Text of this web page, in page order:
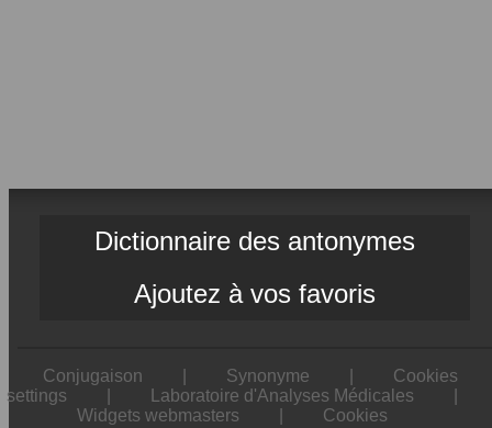
Dictionnaire des antonymes
Ajoutez à vos favoris
Conjugaison Synonyme
Cookies
settings
Laboratoire d'Analyses Médicales
Widgets webmasters
Cookies